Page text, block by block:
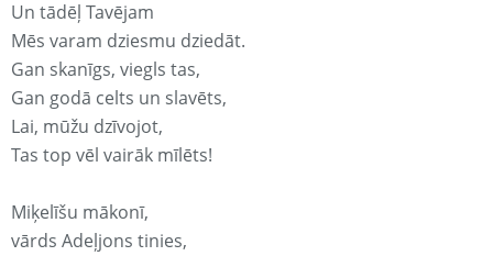
Un tādēļ Tavējam
Mēs varam dziesmu dziedāt.
Gan skanīgs, viegls tas,
Gan godā celts un slavēts,
Lai, mūžu dzīvojot,
Tas top vēl vairāk mīlēts!
Miķelīšu mākonī,
vārds Adeļjons tinies,